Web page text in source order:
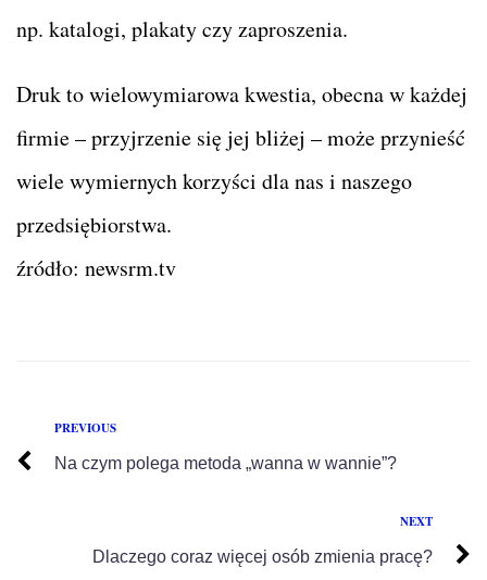
np. katalogi, plakaty czy zaproszenia.
Druk to wielowymiarowa kwestia, obecna w każdej
firmie – przyjrzenie się jej bliżej – może przynieść
wiele wymiernych korzyści dla nas i naszego
przedsiębiorstwa.
źródło: newsrm.tv
PREVIOUS
Na czym polega metoda „wanna w wannie”?
NEXT
Dlaczego coraz więcej osób zmienia pracę?